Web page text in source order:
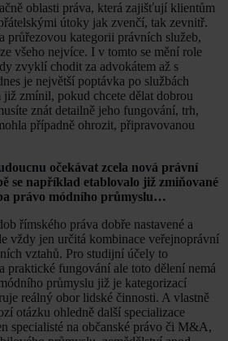
oblasti práva, která zajišťují klientům
útoky jak zvenčí, tak zevnitř.
průřezovou kategorii právních služeb,
všeho nejvíce. I v tomto se mění role
zvyklí chodit za advokátem až s
je největší poptávka po službách
zmínil, pokud chcete dělat dobrou
znát detailně jeho fungování, trh,
případně ohrozit, připravovanou
očekávat zcela nová právní
se například etablovalo již zmiňované
právo módního průmyslu…
římského práva dobře nastavené a
vždy jen určitá kombinace veřejnoprávní
vztahů. Pro studijní účely to
praktické fungování ale toto dělení nemá
průmyslu již je kategorizací
reálný obor lidské činnosti. A vlastně
otázku ohledně další specializace
specialisté na občanské právo či M&A,